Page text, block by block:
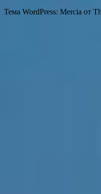
Тема WordPress: Mercia от